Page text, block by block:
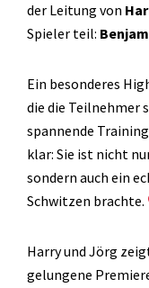
der Leitung von
Spieler teil:
Ein besonderes
die die Teilnehmer
spannende
klar: Sie ist nicht
sondern auch ein
Schwitzen brachte.
Harry und Jörg
gelungene